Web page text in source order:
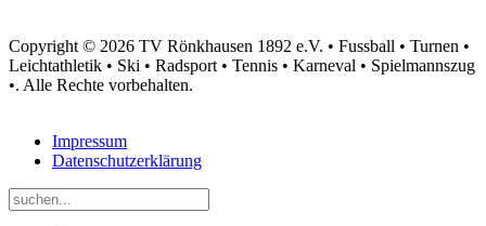
Copyright © 2026 TV Rönkhausen 1892 e.V. • Fussball • Turnen •
Leichtathletik • Ski • Radsport • Tennis • Karneval • Spielmannszug
•. Alle Rechte vorbehalten.
Impressum
Datenschutzerklärung